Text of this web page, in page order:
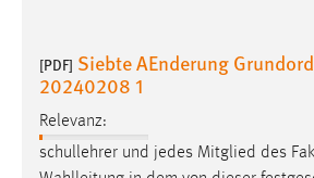
[PDF] Siebte AEnderung
20240208 1
Relevanz:
schullehrer und jedes Mitglied des
3 Monate
EXTERNE MEDIEN